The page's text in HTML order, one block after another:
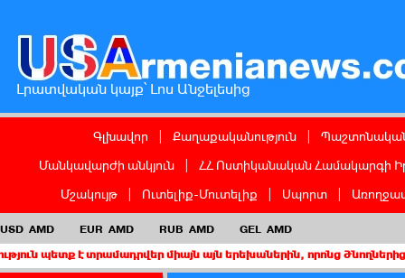
Լրատվական կայք՝ Լոս Անջելեսից
Գլխավոր Քաղաքականություն
Մանկավարժի անկյուն
ՀՀ Ոստիկանական Համակարգի
Մշակույթ
Ուտելիք-Մուտելիք Սպորտ
USD AMD EUR AMD RUB AMD GEL AMD
տրամադրվեր միայն այն երեխաներին, որոնց ծնողներից